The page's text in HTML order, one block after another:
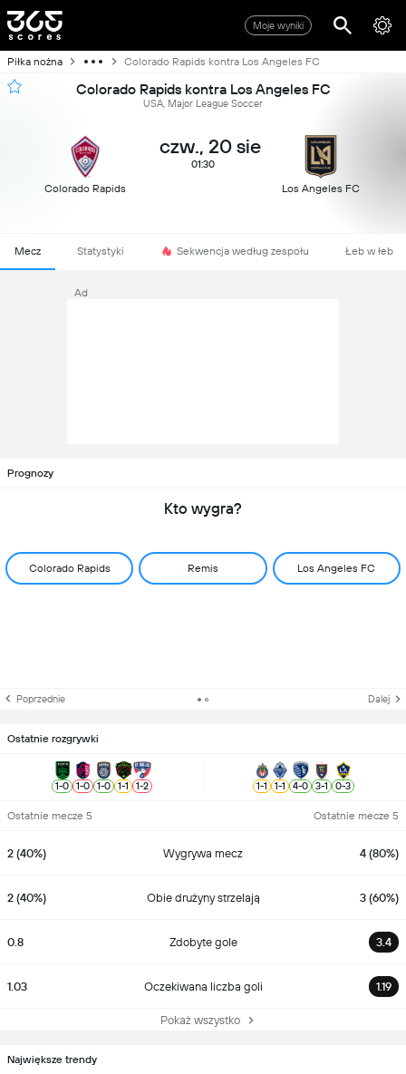
Moje wyniki
Piłka nożna Colorado Rapids kontra Los Angeles FC
Colorado Rapids kontra Los Angeles FC
USA, Major League Soccer
Colorado Rapids
czw., 20 sie
01:30
Los Angeles FC
Mecz Statystyki Sekwencja według zespołu Łeb w łeb
Ad
Prognozy
Kto wygra?
Colorado Rapids Remis Los Angeles FC
Poprzednie Dalej
Ostatnie rozgrywki
1-0 1-0 1-0 1-1 1-2 1-1 1-1 4-0 3-1 0-3
Ostatnie mecze 5 Ostatnie mecze 5
2 (40%) Wygrywa mecz 4 (80%)
2 (40%) Obie drużyny strzelają 3 (60%)
0.8 Zdobyte gole 3.4
1.03 Oczekiwana liczba goli 1.19
Pokaż wszystko
Największe trendy